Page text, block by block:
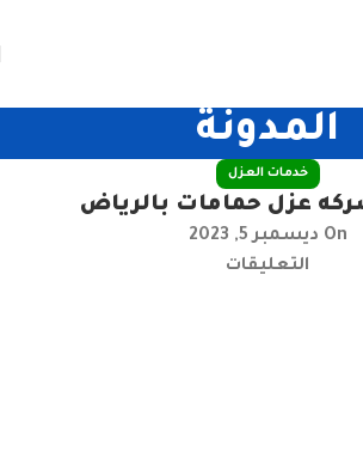
المدونة
خدمات العزل
عزل حمامات بالرياض
On ديسمبر 5, 2023
التعليقات